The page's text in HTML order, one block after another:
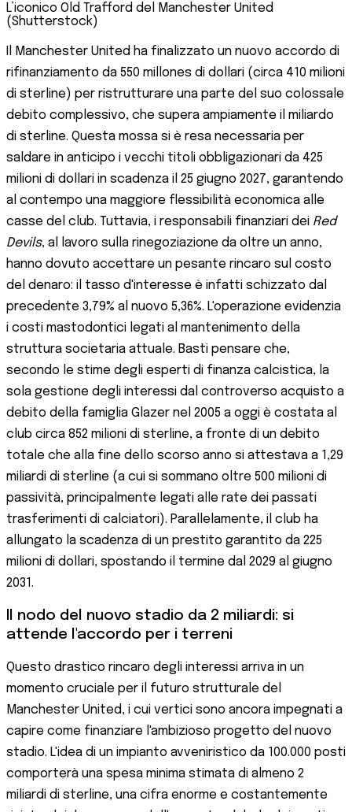
L’iconico Old Trafford del Manchester United
(Shutterstock)
Il Manchester United ha finalizzato un nuovo accordo di
rifinanziamento da 550 millones di dollari (circa 410 milioni
di sterline) per ristrutturare una parte del suo colossale
debito complessivo, che supera ampiamente il miliardo
di sterline. Questa mossa si è resa necessaria per
saldare in anticipo i vecchi titoli obbligazionari da 425
milioni di dollari in scadenza il 25 giugno 2027, garantendo
al contempo una maggiore flessibilità economica alle
casse del club. Tuttavia, i responsabili finanziari dei Red
Devils, al lavoro sulla rinegoziazione da oltre un anno,
hanno dovuto accettare un pesante rincaro sul costo
del denaro: il tasso d'interesse è infatti schizzato dal
precedente 3,79% al nuovo 5,36%. L'operazione evidenzia
i costi mastodontici legati al mantenimento della
struttura societaria attuale. Basti pensare che,
secondo le stime degli esperti di finanza calcistica, la
sola gestione degli interessi dal controverso acquisto a
debito della famiglia Glazer nel 2005 a oggi è costata al
club circa 852 milioni di sterline, a fronte di un debito
totale che alla fine dello scorso anno si attestava a 1,29
miliardi di sterline (a cui si sommano oltre 500 milioni di
passività, principalmente legati alle rate dei passati
trasferimenti di calciatori). Parallelamente, il club ha
allungato la scadenza di un prestito garantito da 225
milioni di dollari, spostando il termine dal 2029 al giugno
2031.
Il nodo del nuovo stadio da 2 miliardi: si
attende l'accordo per i terreni
Questo drastico rincaro degli interessi arriva in un
momento cruciale per il futuro strutturale del
Manchester United, i cui vertici sono ancora impegnati a
capire come finanziare l'ambizioso progetto del nuovo
stadio. L'idea di un impianto avveniristico da 100.000 posti
comporterà una spesa minima stimata di almeno 2
miliardi di sterline, una cifra enorme e costantemente